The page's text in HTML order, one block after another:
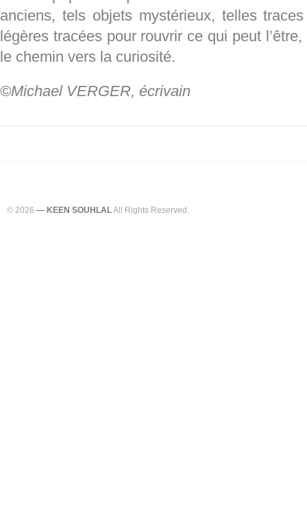
anciens, tels objets mystérieux, telles
légères tracées pour rouvrir ce qui peut
le chemin vers la curiosité.
©Michael VERGER, écrivain
© 2026 — KEEN SOUHLALAll Rights Reserved.